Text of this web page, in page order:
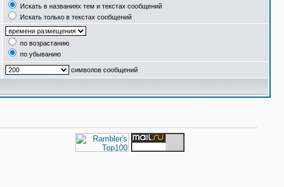
Искать в названиях тем и текстах сообщений
Искать только в текстах сообщений
по возрастанию
по убыванию
символов сообщений